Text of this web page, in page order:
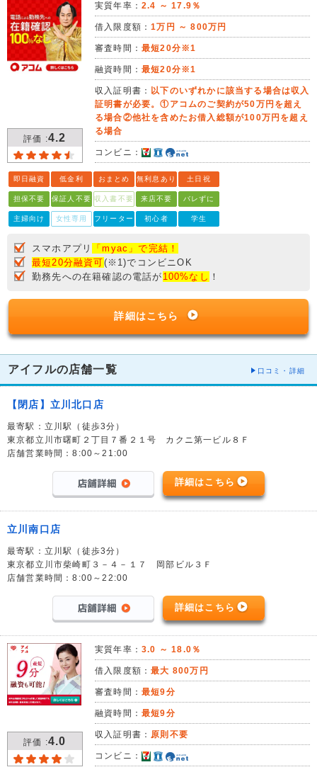
評価 :4.2
実質年率： 2.4 ～ 17.9％
借入限度額：1万円 ～ 800万円
審査時間： 最短20分※1
融資時間： 最短20分※1
収入証明書： 以下のいずれかに該当する場合は収入
証明書が必要。①アコムのご契約が50万円を超え
る場合②他社を含めたお借入総額が100万円を超え
る場合
コンビニ：
即日融資 低金利 おまとめ 無利息あり 土日祝
担保不要 保証人不要 収入書不要 来店不要 バレずに
主婦向け 女性専用 フリーター 初心者 学生
スマホアプリ
「myac」で完結！
最短20分融資可(※1)でコンビニOK
勤務先への在籍確認の電話が 100%なし ！
詳細はこちら
アイフルの店舗一覧 口コミ・詳細
【閉店】立川北口店
最寄駅：立川駅（徒歩3分）
東京都立川市曙町２丁目７番２１号 カクニ第一ビル８Ｆ
店舗営業時間：8:00～21:00
詳細はこちら
立川南口店
最寄駅：立川駅（徒歩3分）
東京都立川市柴崎町３－４－１７ 岡部ビル３Ｆ
店舗営業時間：8:00～22:00
詳細はこちら
評価 :4.0
実質年率： 3.0 ～ 18.0％
借入限度額：最大 800万円
審査時間： 最短9分
融資時間： 最短9分
収入証明書： 原則不要
コンビニ：